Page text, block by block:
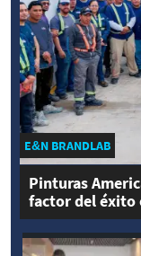
E&N BRANDLAB
Pinturas
factor del éxito